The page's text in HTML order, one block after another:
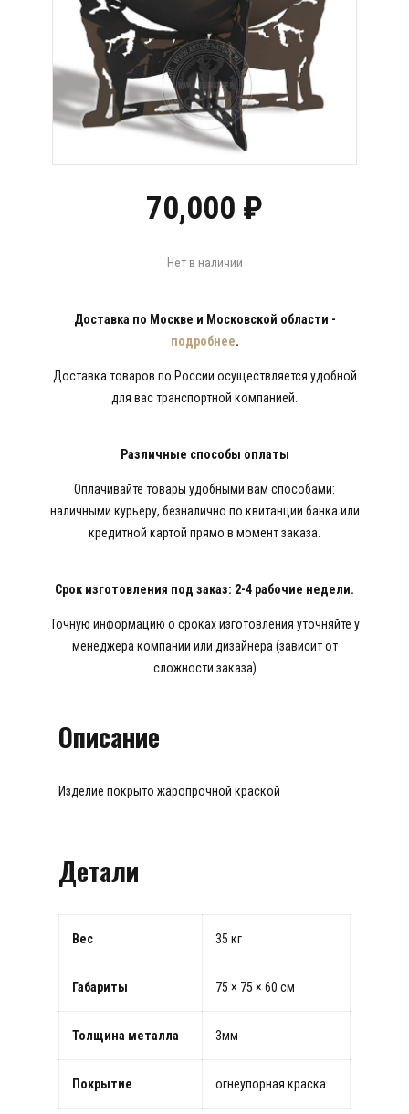
70,000 ₽
Нет в наличии
Доставка по Москве и Московской области -
подробнее.
Доставка товаров по России осуществляется удобной
для вас транспортной компанией.
Различные способы оплаты
Оплачивайте товары удобными вам способами:
наличными курьеру, безналично по квитанции банка или
кредитной картой прямо в момент заказа.
Срок изготовления под заказ: 2-4 рабочие недели.
Точную информацию о сроках изготовления уточняйте у
менеджера компании или дизайнера (зависит от
сложности заказа)
Описание
Изделие покрыто жаропрочной краской
Детали
Вес 35 кг
Габариты 75 × 75 × 60 см
Толщина металла 3мм
Покрытие огнеупорная краска